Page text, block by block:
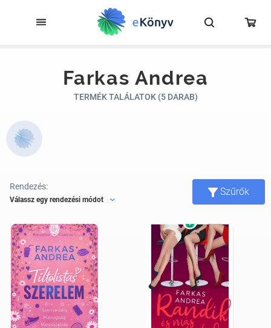
Farkas Andrea
TERMÉK TALÁLATOK (5 DARAB)
Rendezés:
Válassz egy rendezési módot
Szűrők